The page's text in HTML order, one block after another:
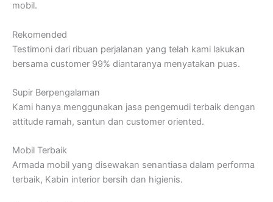
mobil.
Rekomended
Testimoni dari ribuan perjalanan yang telah kami lakukan
bersama customer 99% diantaranya menyatakan puas.
Supir Berpengalaman
Kami hanya menggunakan jasa pengemudi terbaik dengan
attitude ramah, santun dan customer oriented.
Mobil Terbaik
Armada mobil yang disewakan senantiasa dalam performa
terbaik, Kabin interior bersih dan higienis.